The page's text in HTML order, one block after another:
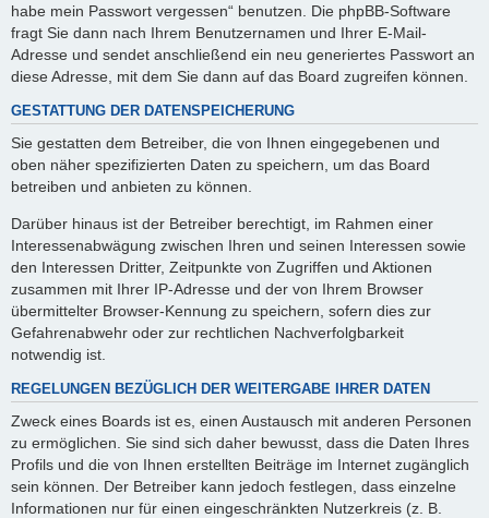
habe mein Passwort vergessen“ benutzen. Die phpBB-Software
fragt Sie dann nach Ihrem Benutzernamen und Ihrer E-Mail-
Adresse und sendet anschließend ein neu generiertes Passwort an
diese Adresse, mit dem Sie dann auf das Board zugreifen können.
GESTATTUNG DER DATENSPEICHERUNG
Sie gestatten dem Betreiber, die von Ihnen eingegebenen und
oben näher spezifizierten Daten zu speichern, um das Board
betreiben und anbieten zu können.
Darüber hinaus ist der Betreiber berechtigt, im Rahmen einer
Interessenabwägung zwischen Ihren und seinen Interessen sowie
den Interessen Dritter, Zeitpunkte von Zugriffen und Aktionen
zusammen mit Ihrer IP-Adresse und der von Ihrem Browser
übermittelter Browser-Kennung zu speichern, sofern dies zur
Gefahrenabwehr oder zur rechtlichen Nachverfolgbarkeit
notwendig ist.
REGELUNGEN BEZÜGLICH DER WEITERGABE IHRER DATEN
Zweck eines Boards ist es, einen Austausch mit anderen Personen
zu ermöglichen. Sie sind sich daher bewusst, dass die Daten Ihres
Profils und die von Ihnen erstellten Beiträge im Internet zugänglich
sein können. Der Betreiber kann jedoch festlegen, dass einzelne
Informationen nur für einen eingeschränkten Nutzerkreis (z. B.